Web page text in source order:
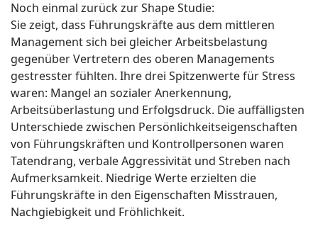
Noch einmal zurück zur Shape Studie:
Sie zeigt, dass Führungskräfte aus dem mittleren
Management sich bei gleicher Arbeitsbelastung
gegenüber Vertretern des oberen Managements
gestresster fühlten. Ihre drei Spitzenwerte für Stress
waren: Mangel an sozialer Anerkennung,
Arbeitsüberlastung und Erfolgsdruck. Die auffälligsten
Unterschiede zwischen Persönlichkeitseigenschaften
von Führungskräften und Kontrollpersonen waren
Tatendrang, verbale Aggressivität und Streben nach
Aufmerksamkeit. Niedrige Werte erzielten die
Führungskräfte in den Eigenschaften Misstrauen,
Nachgiebigkeit und Fröhlichkeit.